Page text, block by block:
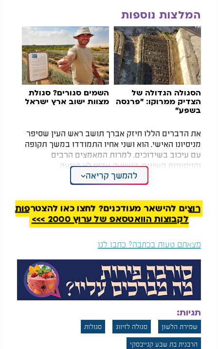
המלצות נוספות
הסגולה הגדולה של
הצדיק ממרוקו: "פרנסה
בשפע"
השמים סגורים? סגולת
מצוות ישוב ארץ ישראל
את הדברים הללו חיזק אברך תושב ראש העין שסיפר
מניסיונו האישי. הוא ושני אחיו התמודדו במשך תקופה
עם עיכוב בשידוכים. למרות המאמצים הרבים
והניסיונות השונים, הישועה עדיין לא הגיעה.
בשלב מסוים קיבלו שלושת האחים על עצמם ללמוד
ובקביעות. מדובר היה בקבלה פשוטה יחסית, שאינה
דורשת זמן רב, אך כזו שנעשתה מתוך רצינות ורצון
אמיתי להתחזק.
לדברי האברך, התוצאות לא איחרו לבוא. באותה שנה
זכו שלושת האחים להינשא ולהקים את בתיהם בישראל.
סיפור זה מצטרף לסיפורים רבים שמסופרים לאורך
השנים על כוחו של לימוד שמירת הלשון ועל ההשפעה
שיש לקבלות רוחניות קטנות הנעשות בעקביות. עבור
רבים המתמודדים עם עיכוב בשידוכים, מדובר
בתזכורת לכך שלפעמים דווקא חיזוק קטן וקבוע
בעבודת ה' עשוי להיות הצעד שמביא עמו ברכה וישועה.
להמשך קריאה
רוצים להישאר מעודכנים? לחצו כאן להצטרפות
לקבוצות הוואטסאפ של ערוץ 2000 >>>
מצאתם טעות בכתבה? כתבו לנו
תגיות:
שמירת הלשון סגולה לזיווג
סגולות
הרבנית בת שבע קנייבסקי